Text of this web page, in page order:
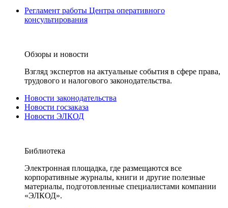
Регламент работы Центра оперативного
консультирования
Обзоры и новости
Взгляд экспертов на актуальные события в сфере права,
трудового и налогового законодательства.
Новости законодательства
Новости госзаказа
Новости ЭЛКОД
Библиотека
Электронная площадка, где размещаются все
корпоративные журналы, книги и другие полезные
материалы, подготовленные специалистами компании
«ЭЛКОД».